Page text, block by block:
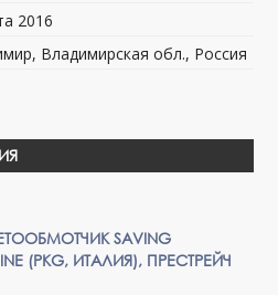
2016
Владимирская обл., Россия
SAVING
(PKG, ИТАЛИЯ), ПРЕСТРЕЙЧ